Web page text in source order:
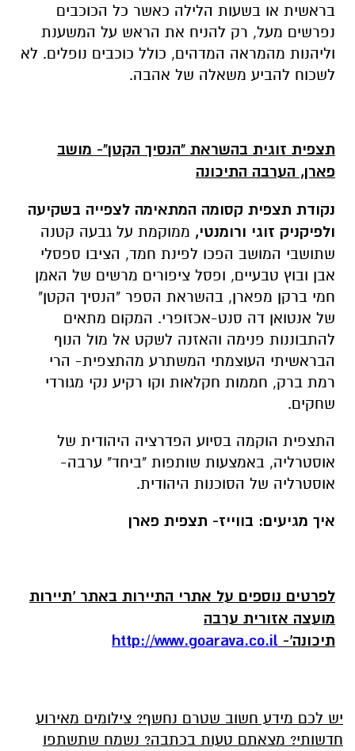
בראשית או בשעות הלילה כאשר כל הכוכבים
נפרשים מעל, רק להניח את הראש על המשענת
וליהנות מהמראה המדהים, כולל כוכבים נופלים. לא
לשכוח להביע משאלה של אהבה.
תצפית זוגית בהשראת "הנסיך הקטן"- מושב
פארן, הערבה התיכונה
נקודת תצפית קסומה המתאימה לצפייה בשקיעה
ולפיקניק זוגי ורומנטי, ממוקמת על גבעה קטנה
שתושבי המושב הפכו לפינת חמד, הציבו ספסלי
אבן ובוץ טבעיים, ופסל ציפורים מרשים של האמן
חמי ברקן מפארן, בהשראת הספר "הנסיך הקטן"
של אנטואן דה סנט-אכזופרי. המקום מתאים
להתבוננות פנימה והאזנה לשקט אל מול הנוף
הבראשיתי העוצמתי המשתרע מהתצפית- הרי
רמת ברק, חממות חקלאות וקו רקיע נקי מגורדי
שחקים.
התצפית הוקמה בסיוע הפדרציה היהודית של
אוסטרליה, באמצעות שותפות "ביחד" ערבה-
אוסטרליה של הסוכנות היהודית.
איך מגיעים: בווייז- תצפית פארן
לפרטים נוספים על אתרי התיירות באתר 'תיירות
מועצה אזורית ערבה
תיכונה'- http://www.goarava.co.il
יש לכם מידע חשוב שטרם נחשף? צילומים מאירוע
חדשותי? מצאתם טעות בכתבה? נשמח שתשתפו